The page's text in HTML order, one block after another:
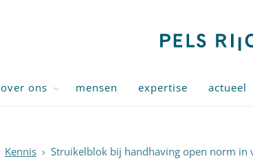
over ons mensen expertise actueel
Kennis › Struikelblok bij handhaving open norm in